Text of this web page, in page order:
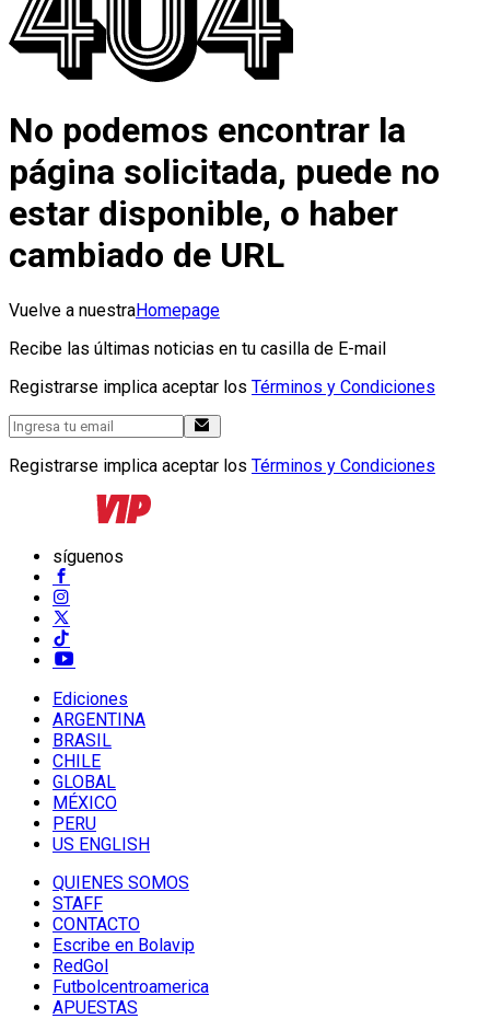
No podemos encontrar la
página solicitada, puede no
estar disponible, o haber
cambiado de URL
Vuelve a nuestraHomepage
Recibe las últimas noticias en tu casilla de E-mail
Registrarse implica aceptar los Términos y Condiciones
Registrarse implica aceptar los Términos y Condiciones
síguenos
Ediciones
ARGENTINA
BRASIL
CHILE
GLOBAL
MÉXICO
PERU
US ENGLISH
QUIENES SOMOS
STAFF
CONTACTO
Escribe en Bolavip
RedGol
Futbolcentroamerica
APUESTAS